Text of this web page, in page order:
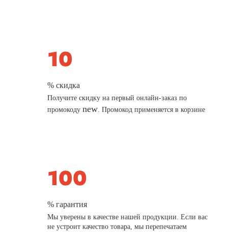
% скидка
Получите скидку на первый онлайн-заказ по
промокодуnew. Промокод применяется в корзине
% гарантия
Мы уверены в качестве нашей продукции. Если вас
не устроит качество товара, мы перепечатаем